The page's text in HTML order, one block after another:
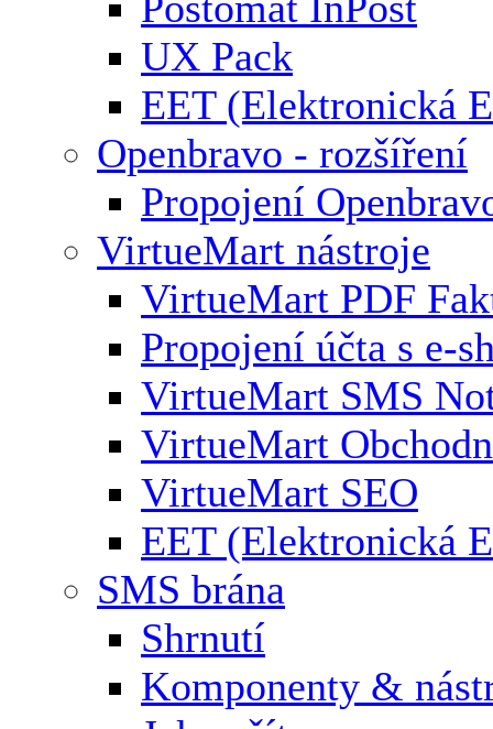
UX Pack
EET (Elektronická
Openbravo - rozšíření
Propojení
VirtueMart nástroje
VirtueMart PDF
Propojení účta s e-
VirtueMart SMS
VirtueMart
VirtueMart SEO
EET (Elektronická
SMS brána
Shrnutí
Komponenty &